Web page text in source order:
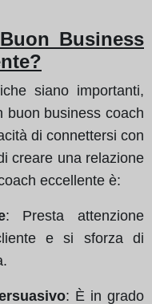
Business
siano importanti,
buon business coach
di connettersi con
creare una relazione
eccellente è:
: Presta attenzione
e si sforza di
: È in grado